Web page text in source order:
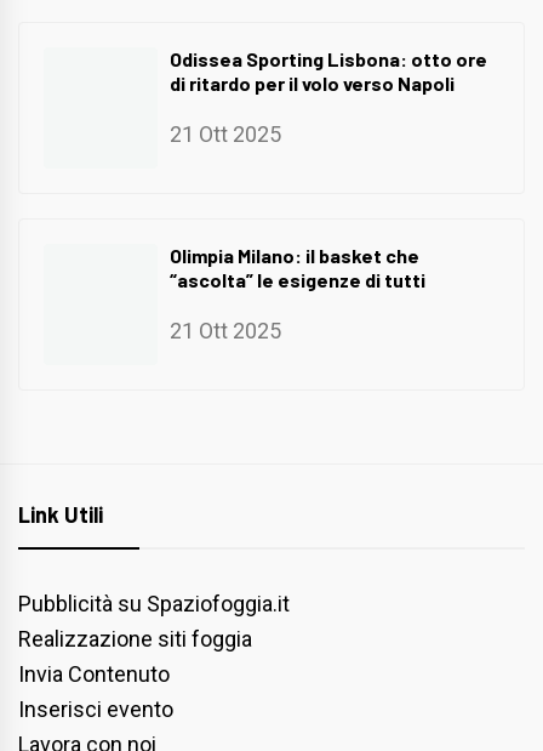
Odissea Sporting Lisbona: otto ore
di ritardo per il volo verso Napoli
21 Ott 2025
Olimpia Milano: il basket che
“ascolta” le esigenze di tutti
21 Ott 2025
Link Utili
Pubblicità su Spaziofoggia.it
Realizzazione siti foggia
Invia Contenuto
Inserisci evento
Lavora con noi